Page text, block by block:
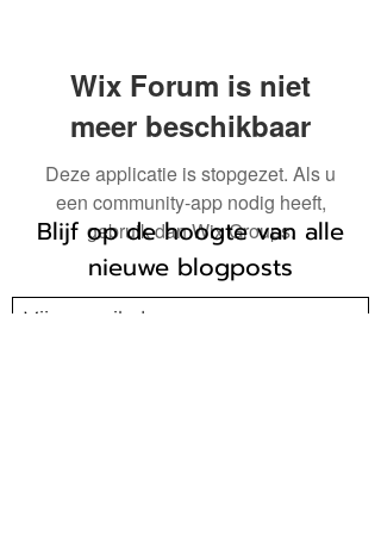
Wix Forum is niet
meer beschikbaar
Deze applicatie is stopgezet. Als u
een community-app nodig heeft,
gebruik dan Wix Groups.
Blijf op de hoogte van alle
nieuwe blogposts